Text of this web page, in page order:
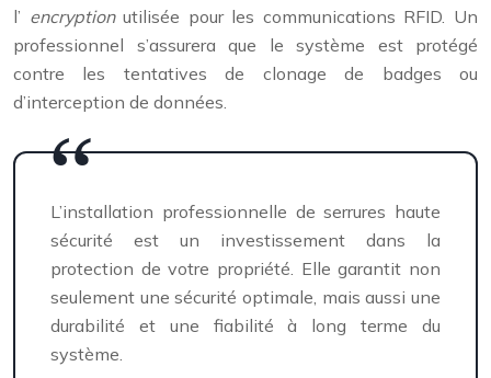
l’ encryptionutilisée pour les communications RFID. Un
professionnel s’assurera que le système est protégé
contre les tentatives de clonage de badges ou
d’interception de données.
L’installation professionnelle de serrures haute
sécurité est un investissement dans la
protection de votre propriété. Elle garantit non
seulement une sécurité optimale, mais aussi une
durabilité et une fiabilité à long terme du
système.